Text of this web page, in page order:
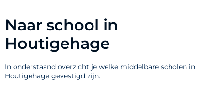
Naar school in
Houtigehage
In onderstaand overzicht je welke middelbare scholen in
Houtigehage gevestigd zijn.